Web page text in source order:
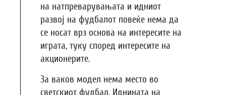
на натпреварувањата и идниот
развој на фудбалот повеќе нема да
се носат врз основа на интересите на
играта, туку според интересите на
акционерите.
За ваков модел нема место во
светскиот фудбал. Иднината на